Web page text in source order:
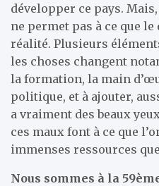
développer ce pays.
ne permet pas à ce que
réalité. Plusieurs
les choses changent
la formation, la main
politique, et à ajouter,
a vraiment des beaux
ces maux font à ce que
immenses ressources
Nous sommes à la